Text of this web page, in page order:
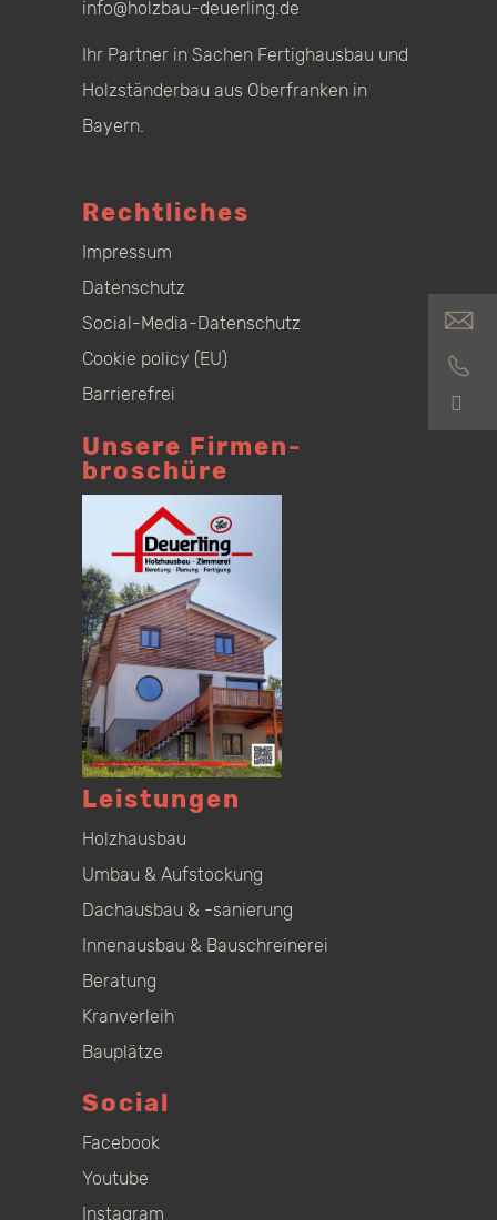
info@holzbau-deuerling.de
Ihr Partner in Sachen Fertighausbau und
Holzständerbau aus Oberfranken in
Bayern.
Rechtliches
Impressum
Datenschutz
Social-Media-Datenschutz
Cookie policy (EU)
Barrierefrei
Unsere Firmen­
broschüre
Leistungen
Holzhausbau
Umbau & Aufstockung
Dachausbau & -sanierung
Innenausbau & Bauschreinerei
Beratung
Kranverleih
Bauplätze
Social
Facebook
Youtube
Instagram